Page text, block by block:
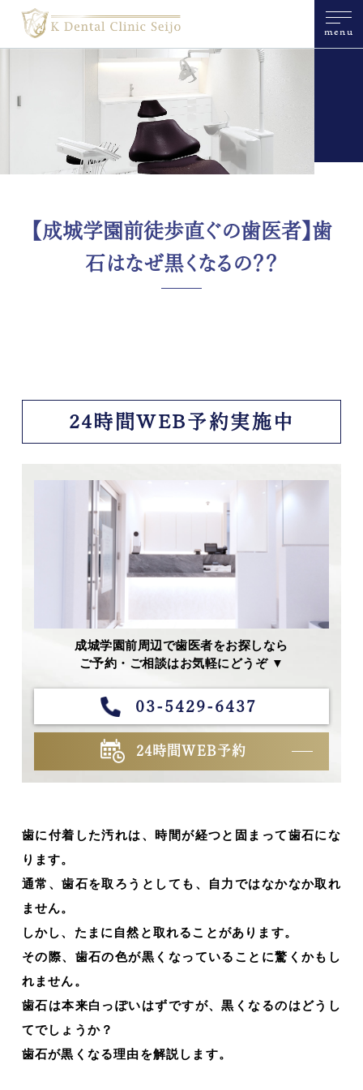
menu
【成城学園前徒歩直ぐの歯医者】歯
石はなぜ黒くなるの？？
24時間WEB予約実施中
成城学園前周辺で歯医者をお探しなら
ご予約・ご相談はお気軽にどうぞ ▼
03-5429-6437
24時間WEB予約
歯に付着した汚れは、時間が経つと固まって歯石にな
ります。
通常、歯石を取ろうとしても、自力ではなかなか取れ
ません。
しかし、たまに自然と取れることがあります。
その際、歯石の色が黒くなっていることに驚くかもし
れません。
歯石は本来白っぽいはずですが、黒くなるのはどうし
てでしょうか？
歯石が黒くなる理由を解説します。